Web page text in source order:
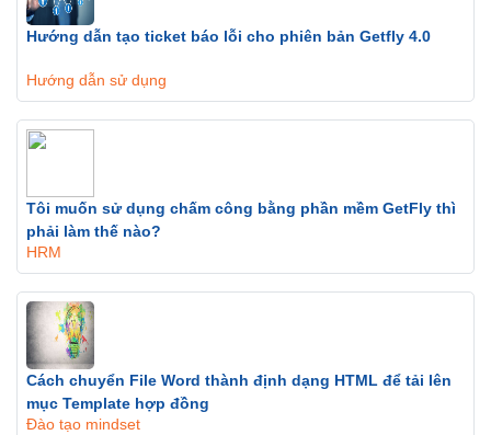
Hướng dẫn tạo ticket báo lỗi cho phiên bản Getfly 4.0
Hướng dẫn sử dụng
Tôi muốn sử dụng chấm công bằng phần mềm GetFly thì
phải làm thế nào?
HRM
Cách chuyển File Word thành định dạng HTML để tải lên
mục Template hợp đồng
Đào tạo mindset